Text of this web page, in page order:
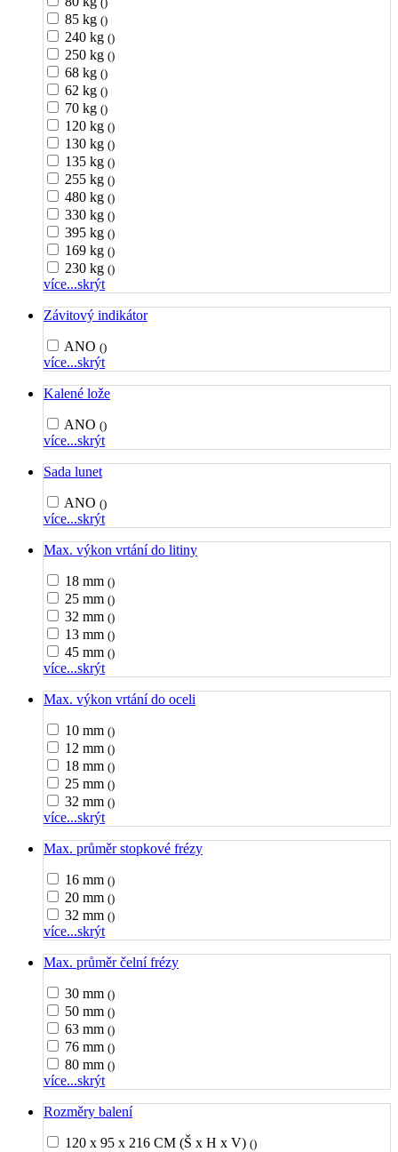
85 kg ()
240 kg ()
250 kg ()
68 kg ()
62 kg ()
70 kg ()
120 kg ()
130 kg ()
135 kg ()
255 kg ()
480 kg ()
330 kg ()
395 kg ()
169 kg ()
230 kg ()
více...skrýt
Závitový indikátor
ANO ()
více...skrýt
Kalené lože
ANO ()
více...skrýt
Sada lunet
ANO ()
více...skrýt
Max. výkon vrtání do litiny
18 mm ()
25 mm ()
32 mm ()
13 mm ()
45 mm ()
více...skrýt
Max. výkon vrtání do oceli
10 mm ()
12 mm ()
18 mm ()
25 mm ()
32 mm ()
více...skrýt
Max. průměr stopkové frézy
16 mm ()
20 mm ()
32 mm ()
více...skrýt
Max. průměr čelní frézy
30 mm ()
50 mm ()
63 mm ()
76 mm ()
80 mm ()
více...skrýt
Rozměry balení
120 x 95 x 216 CM (Š x H x V) ()